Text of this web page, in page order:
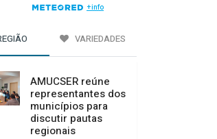
VARIEDADES
AMUCSER reúne
representantes dos
municípios para
discutir pautas
regionais